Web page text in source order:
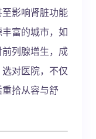
影响肾脏功能
富的城市，如
列腺增生，成
对医院，不仅
拾从容与舒